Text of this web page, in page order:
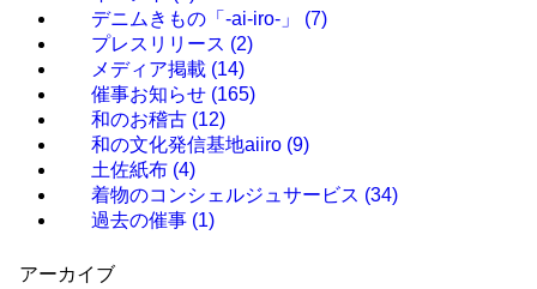
デニムきもの「-ai-iro-」 (7)
プレスリリース (2)
メディア掲載 (14)
催事お知らせ (165)
和のお稽古 (12)
和の文化発信基地aiiro (9)
土佐紙布 (4)
着物のコンシェルジュサービス (34)
過去の催事 (1)
アーカイブ